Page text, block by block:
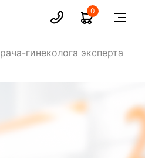
0
гинеколога эксперта